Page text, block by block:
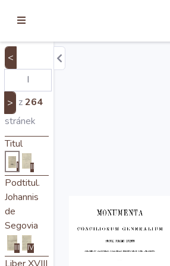
Úvod
Edice
Regesty
Mapy
<
> z264
stránek
Titul
I II
Podtitul.
Johannis
de
Segovia
III IV